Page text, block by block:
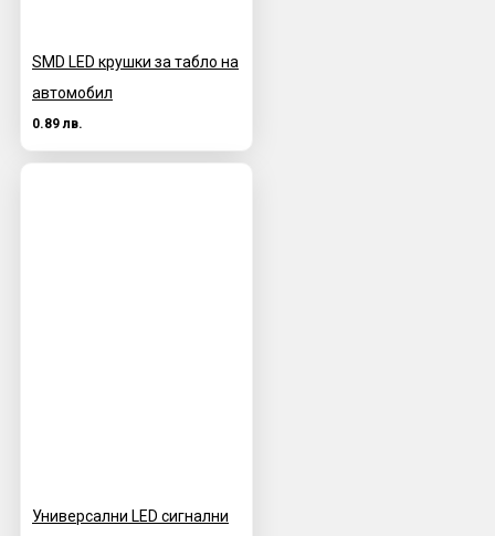
SMD LED крушки за табло на
автомобил
0.89 лв.
Универсални LED сигнални